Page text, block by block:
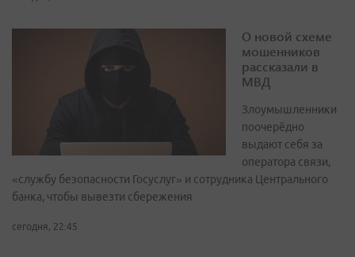
О новой схеме
мошенников
рассказали в
МВД
Злоумышленники
поочерёдно
выдают себя за
оператора связи,
«службу безопасности Госуслуг» и сотрудника Центрального
банка, чтобы вывезти сбережения
сегодня, 22:45